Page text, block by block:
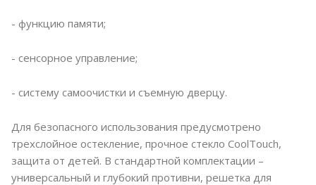
- функцию памяти;
- сенсорное управление;
- систему самоочистки и съемную дверцу.
Для безопасного использования предусмотрено
трехслойное остекление, прочное стекло CoolTouch,
защита от детей. В стандартной комплектации –
универсальный и глубокий противни, решетка для